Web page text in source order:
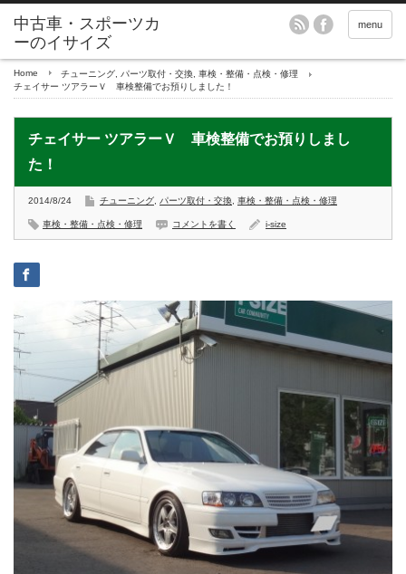
menu
Home チューニング パーツ取付・交換 車検・整備・点検・修理
チェイサー ツアラーＶ 車検整備でお預りしました！
チェイサー ツアラーＶ 車検整備でお預りしまし
た！
2014/8/24 チューニング パーツ取付・交換 車検・整備・点検・修理
車検・整備・点検・修理 コメントを書く i-size